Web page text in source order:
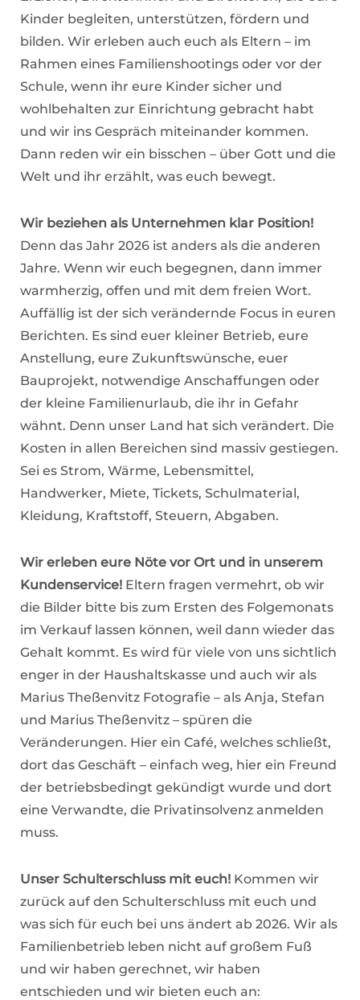
Kinder begleiten, unterstützen, fördern und
bilden. Wir erleben auch euch als Eltern – im
Rahmen eines Familienshootings oder vor der
Schule, wenn ihr eure Kinder sicher und
wohlbehalten zur Einrichtung gebracht habt
und wir ins Gespräch miteinander kommen.
Dann reden wir ein bisschen – über Gott und die
Welt und ihr erzählt, was euch bewegt.
Wir beziehen als Unternehmen klar Position!
Denn das Jahr 2026 ist anders als die anderen
Jahre. Wenn wir euch begegnen, dann immer
warmherzig, offen und mit dem freien Wort.
Auffällig ist der sich verändernde Focus in euren
Berichten. Es sind euer kleiner Betrieb, eure
Anstellung, eure Zukunftswünsche, euer
Bauprojekt, notwendige Anschaffungen oder
der kleine Familienurlaub, die ihr in Gefahr
wähnt. Denn unser Land hat sich verändert. Die
Kosten in allen Bereichen sind massiv gestiegen.
Sei es Strom, Wärme, Lebensmittel,
Handwerker, Miete, Tickets, Schulmaterial,
Kleidung, Kraftstoff, Steuern, Abgaben.
Wir erleben eure Nöte vor Ort und in unserem
Kundenservice! Eltern fragen vermehrt, ob wir
die Bilder bitte bis zum Ersten des Folgemonats
im Verkauf lassen können, weil dann wieder das
Gehalt kommt. Es wird für viele von uns sichtlich
enger in der Haushaltskasse und auch wir als
Marius Theßenvitz Fotografie – als Anja, Stefan
und Marius Theßenvitz – spüren die
Veränderungen. Hier ein Café, welches schließt,
dort das Geschäft – einfach weg, hier ein Freund
der betriebsbedingt gekündigt wurde und dort
eine Verwandte, die Privatinsolvenz anmelden
muss.
Unser Schulterschluss mit euch! Kommen wir
zurück auf den Schulterschluss mit euch und
was sich für euch bei uns ändert ab 2026. Wir als
Familienbetrieb leben nicht auf großem Fuß
und wir haben gerechnet, wir haben
entschieden und wir bieten euch an: